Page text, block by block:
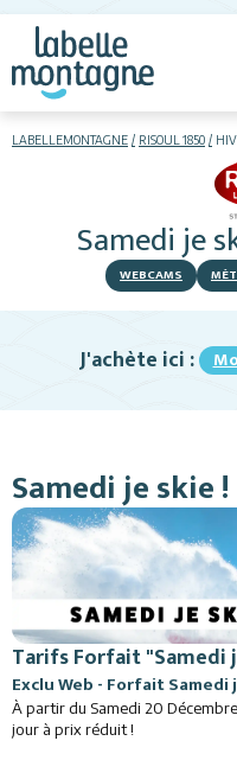
LABELLEMONTAGNE RISOUL 1850
Samedi je
WEBCAMS
Activités
Restaurants
Services
Animations
J'achète ici :
Samedi je skie !
Tarifs Forfait "Samedi
Exclu Web - Forfait
À partir du Samedi 20
jour à prix réduit !